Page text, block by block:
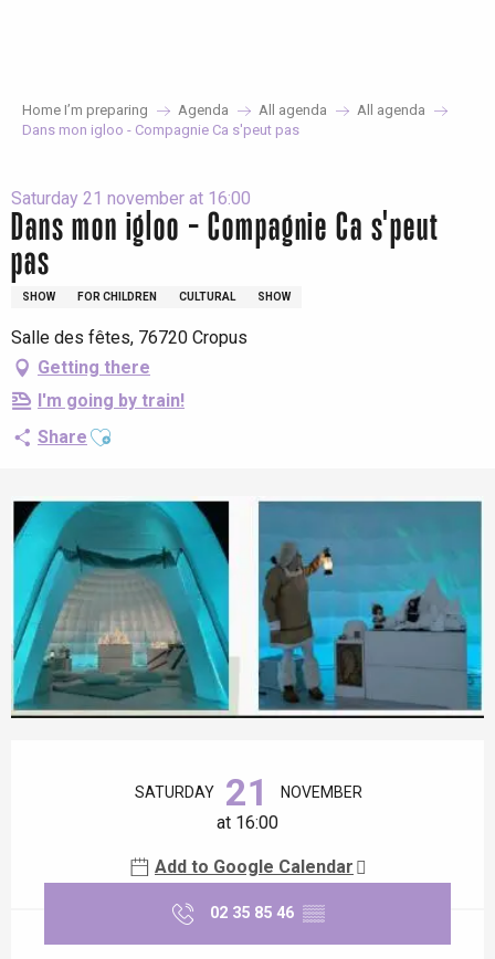
Home I’m preparing Agenda All agenda
All agenda
Dans mon igloo - Compagnie Ca s'peut pas
Saturday 21 november at 16:00
Dans mon igloo - Compagnie Ca s'peut
pas
SHOW FOR CHILDREN CULTURAL SHOW
Salle des fêtes, 76720 Cropus
Getting there
I'm going by train!
Share Ajouter aux favoris
SATURDAY 21 NOVEMBER
at 16:00
Add to Google Calendar
02 35 85 46 ▒▒